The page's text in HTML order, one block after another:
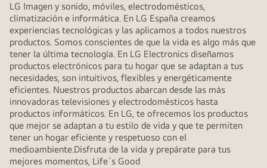
LG Imagen y sonido, móviles, electrodomésticos,
climatización e informática. En LG España creamos
experiencias tecnológicas y las aplicamos a todos nuestros
productos. Somos conscientes de que la vida es algo más que
tener la última tecnología. En LG Electronics diseñamos
productos electrónicos para tu hogar que se adaptan a tus
necesidades, son intuitivos, flexibles y energéticamente
eficientes. Nuestros productos abarcan desde las más
innovadoras televisiones y electrodomésticos hasta
productos informáticos. En LG, te ofrecemos los productos
que mejor se adaptan a tu estilo de vida y que te permiten
tener un hogar eficiente y respetuoso con el
medioambiente.Disfruta de la vida y prepárate para tus
mejores momentos, Life´s Good